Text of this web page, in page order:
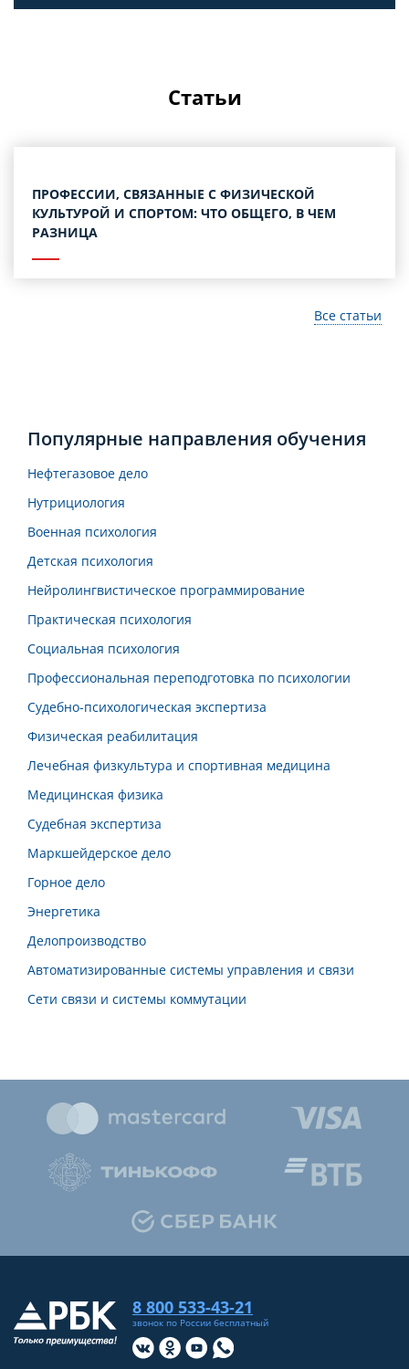
Статьи
ПРОФЕССИИ, СВЯЗАННЫЕ С ФИЗИЧЕСКОЙ
КУЛЬТУРОЙ И СПОРТОМ: ЧТО ОБЩЕГО, В ЧЕМ
РАЗНИЦА
Все статьи
Популярные направления обучения
Нефтегазовое дело
Нутрициология
Военная психология
Детская психология
Нейролингвистическое программирование
Практическая психология
Социальная психология
Профессиональная переподготовка по психологии
Судебно-психологическая экспертиза
Физическая реабилитация
Лечебная физкультура и спортивная медицина
Медицинская физика
Судебная экспертиза
Маркшейдерское дело
Горное дело
Энергетика
Делопроизводство
Автоматизированные системы управления и связи
Сети связи и системы коммутации
8 800 533-43-21
звонок по России бесплатный